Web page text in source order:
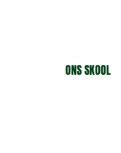
ONS SKOOL